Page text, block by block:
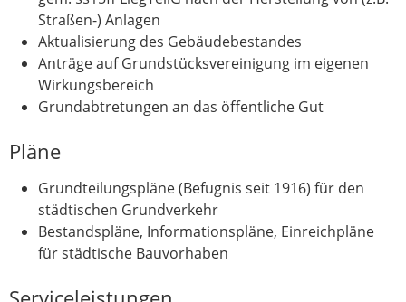
Straßen-) Anlagen
Aktualisierung des Gebäudebestandes
Anträge auf Grundstücksvereinigung im eigenen
Wirkungsbereich
Grundabtretungen an das öffentliche Gut
Pläne
Grundteilungspläne (Befugnis seit 1916) für den
städtischen Grundverkehr
Bestandspläne, Informationspläne, Einreichpläne
für städtische Bauvorhaben